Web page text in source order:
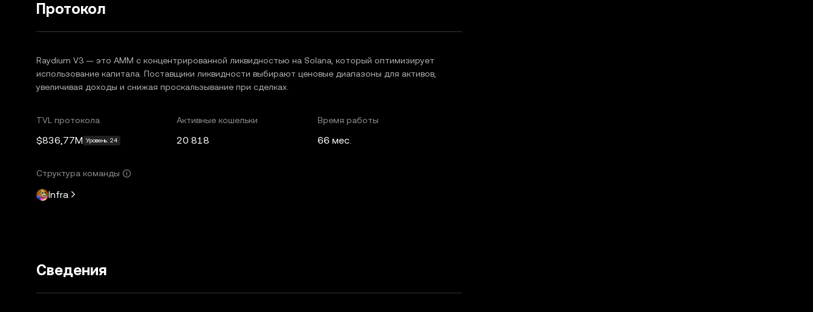
Протокол
Raydium V3 — это AMM с концентрированной ликвидностью на Solana, который оптимизирует
использование капитала. Поставщики ликвидности выбирают ценовые диапазоны для активов,
увеличивая доходы и снижая проскальзывание при сделках.
TVL протокола
$836,77M Уровень: 24
Активные кошельки
20 818
Время работы
66 мес.
Структура команды
Infra
Сведения